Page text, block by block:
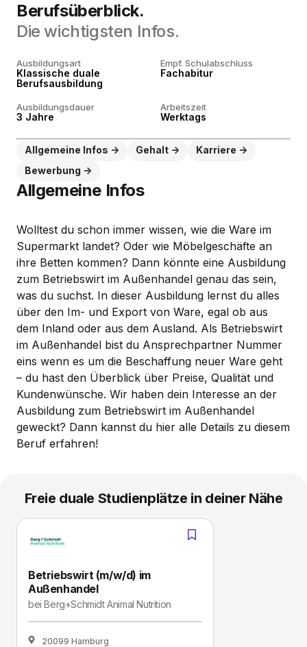
Berufsüberblick.
Die wichtigsten Infos.
Ausbildungsart
Klassische duale
Berufsausbildung
Empf. Schulabschluss
Fachabitur
Ausbildungsdauer
3 Jahre
Arbeitszeit
Werktags
Allgemeine Infos Gehalt
Karriere
Bewerbung
Allgemeine Infos
Wolltest du schon immer wissen, wie die Ware im
Supermarkt landet? Oder wie Möbelgeschäfte an
ihre Betten kommen? Dann könnte eine Ausbildung
zum Betriebswirt im Außenhandel genau das sein,
was du suchst. In dieser Ausbildung lernst du alles
über den Im- und Export von Ware, egal ob aus
dem Inland oder aus dem Ausland. Als Betriebswirt
im Außenhandel bist du Ansprechpartner Nummer
eins wenn es um die Beschaffung neuer Ware geht
– du hast den Überblick über Preise, Qualität und
Kundenwünsche. Wir haben dein Interesse an der
Ausbildung zum Betriebswirt im Außenhandel
geweckt? Dann kannst du hier alle Details zu diesem
Beruf erfahren!
Freie duale Studienplätze in deiner Nähe
Betriebswirt (m/w/d) im
Außenhandel
beiBerg+Schmidt Animal Nutrition
20099 Hamburg